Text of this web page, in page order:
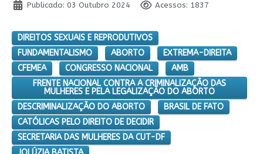
Publicado: 03 Outubro 2024
Acessos: 1837
DIREITOS SEXUAIS E REPRODUTIVOS
FUNDAMENTALISMO
ABORTO
EXTREMA-DIREITA
CFEMEA
CONGRESSO NACIONAL
AMB
FRENTE NACIONAL CONTRA A CRIMINALIZAÇÃO DAS
MULHERES E PELA LEGALIZAÇÃO DO ABORTO
DESCRIMINALIZAÇÃO DO ABORTO
BRASIL DE FATO
CATÓLICAS PELO DIREITO DE DECIDIR
SECRETARIA DAS MULHERES DA CUT-DF